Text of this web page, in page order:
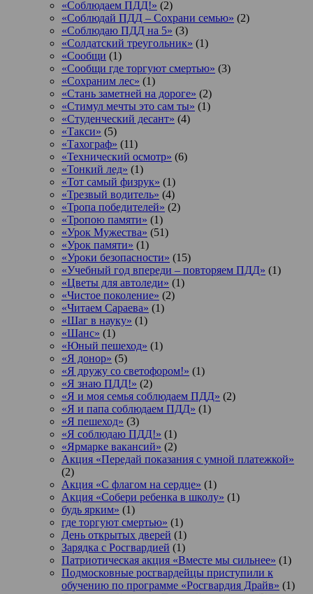
«Соблюдаем ПДД!» (2)
«Соблюдай ПДД – Сохрани семью» (2)
«Соблюдаю ПДД на 5» (3)
«Солдатский треугольник» (1)
«Сообщи (1)
«Сообщи где торгуют смертью» (3)
«Сохраним лес» (1)
«Стань заметней на дороге» (2)
«Стимул мечты это сам ты» (1)
«Студенческий десант» (4)
«Такси» (5)
«Тахограф» (11)
«Технический осмотр» (6)
«Тонкий лед» (1)
«Тот самый физрук» (1)
«Трезвый водитель» (4)
«Тропа победителей» (2)
«Тропою памяти» (1)
«Урок Мужества» (51)
«Урок памяти» (1)
«Уроки безопасности» (15)
«Учебный год впереди – повторяем ПДД» (1)
«Цветы для автоледи» (1)
«Чистое поколение» (2)
«Читаем Сараева» (1)
«Шаг в науку» (1)
«Шанс» (1)
«Юный пешеход» (1)
«Я донор» (5)
«Я дружу со светофором!» (1)
«Я знаю ПДД!» (2)
«Я и моя семья соблюдаем ПДД» (2)
«Я и папа соблюдаем ПДД» (1)
«Я пешеход» (3)
«Я соблюдаю ПДД!» (1)
«Ярмарке вакансий» (2)
Акция «Передай показания с умной платежкой»
(2)
Акция «С флагом на сердце» (1)
Акция «Собери ребенка в школу» (1)
будь ярким» (1)
где торгуют смертью» (1)
День открытых дверей (1)
Зарядка с Росгвардией (1)
Патриотическая акция «Вместе мы сильнее» (1)
Подмосковные росгвардейцы приступили к
обучению по программе «Росгвардия Драйв» (1)